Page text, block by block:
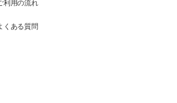
利用の流れ
くある質問